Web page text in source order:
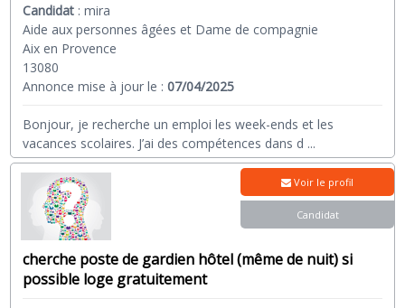
Candidat :mira
Aide aux personnes âgées et Dame de compagnie
Aix en Provence
13080
Annonce mise à jour le :07/04/2025
Bonjour, je recherche un emploi les week-ends et les
vacances scolaires. J’ai des compétences dans d ...
cherche poste de gardien hôtel (même de nuit) si
possible loge gratuitement
Voir le profil
Candidat